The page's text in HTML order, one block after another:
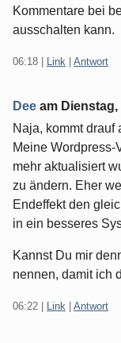
Kommentare bei
ausschalten kann.
06:18 Link Antwort
Dee am
Naja, kommt drauf
Meine Wordpress-
mehr aktualisiert
zu ändern. Eher
Endeffekt den
in ein besseres
Kannst Du mir
nennen, damit ich
06:22 Link Antwort